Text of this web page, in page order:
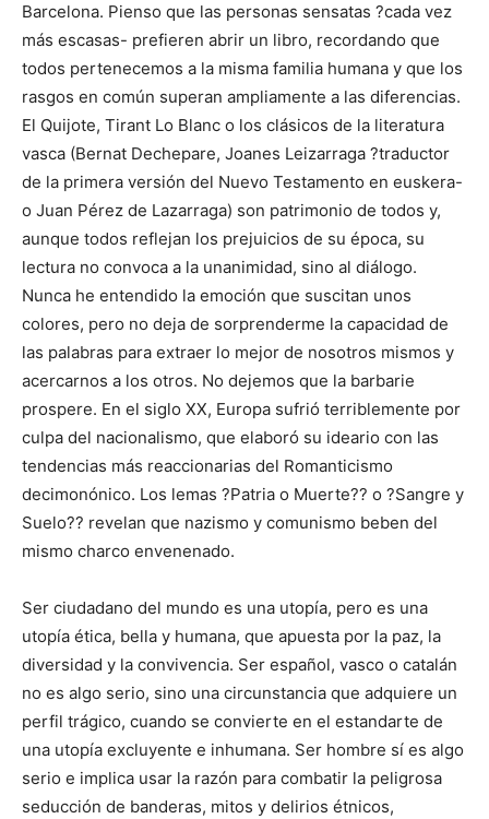
Barcelona. Pienso que las personas sensatas ?cada vez
más escasas- prefieren abrir un libro, recordando que
todos pertenecemos a la misma familia humana y que los
rasgos en común superan ampliamente a las diferencias.
El Quijote, Tirant Lo Blanc o los clásicos de la literatura
vasca (Bernat Dechepare, Joanes Leizarraga ?traductor
de la primera versión del Nuevo Testamento en euskera-
o Juan Pérez de Lazarraga) son patrimonio de todos y,
aunque todos reflejan los prejuicios de su época, su
lectura no convoca a la unanimidad, sino al diálogo.
Nunca he entendido la emoción que suscitan unos
colores, pero no deja de sorprenderme la capacidad de
las palabras para extraer lo mejor de nosotros mismos y
acercarnos a los otros. No dejemos que la barbarie
prospere. En el siglo XX, Europa sufrió terriblemente por
culpa del nacionalismo, que elaboró su ideario con las
tendencias más reaccionarias del Romanticismo
decimonónico. Los lemas ?Patria o Muerte?? o ?Sangre y
Suelo?? revelan que nazismo y comunismo beben del
mismo charco envenenado.
Ser ciudadano del mundo es una utopía, pero es una
utopía ética, bella y humana, que apuesta por la paz, la
diversidad y la convivencia. Ser español, vasco o catalán
no es algo serio, sino una circunstancia que adquiere un
perfil trágico, cuando se convierte en el estandarte de
una utopía excluyente e inhumana. Ser hombre sí es algo
serio e implica usar la razón para combatir la peligrosa
seducción de banderas, mitos y delirios étnicos,